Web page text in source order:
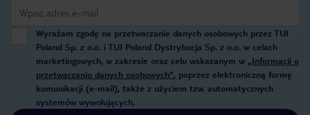
Wyrażam zgodę na przetwarzanie danych osobowych przez TUI
Poland Sp. z o.o. i TUI Poland Dystrybucja Sp. z o.o. w celach
marketingowych, w zakresie oraz celu wskazanym w „Informacji o
przetwarzaniu danych osobowych”, poprzez elektroniczną formę
komunikacji (e-mail), także z użyciem tzw. automatycznych
systemów wywołujących.